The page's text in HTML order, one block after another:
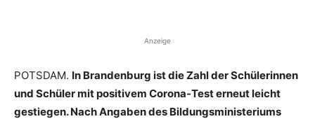
Anzeige
POTSDAM. In Brandenburg ist die Zahl der Schülerinnen
und Schüler mit positivem Corona-Test erneut leicht
gestiegen. Nach Angaben des Bildungsministeriums